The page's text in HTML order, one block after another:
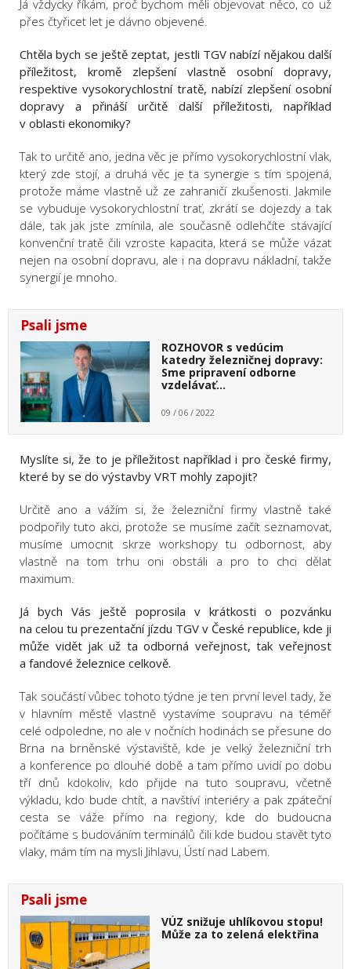
Já vždycky říkám, proč bychom měli objevovat něco, co už
přes čtyřicet let je dávno objevené.
Chtěla bych se ještě zeptat, jestli TGV nabízí nějakou další
příležitost, kromě zlepšení vlastně osobní dopravy,
respektive vysokorychlostní tratě, nabízí zlepšení osobní
dopravy a přináší určitě další příležitosti, například
v oblasti ekonomiky?
Tak to určitě ano, jedna věc je přímo vysokorychlostní vlak,
který zde stojí, a druhá věc je ta synergie s tím spojená,
protože máme vlastně už ze zahraničí zkušenosti. Jakmile
se vybuduje vysokorychlostní trať, zkrátí se dojezdy a tak
dále, tak jak jste zmínila, ale současně odlehčíte stávající
konvenční tratě čili vzroste kapacita, která se může vázat
nejen na osobní dopravu, ale i na dopravu nákladní, takže
synergií je mnoho.
Psali jsme
ROZHOVOR s vedúcim
katedry železničnej dopravy:
Sme pripravení odborne
vzdelávať…
09 / 06 / 2022
Myslíte si, že to je příležitost například i pro české firmy,
které by se do výstavby VRT mohly zapojit?
Určitě ano a vážím si, že železniční firmy vlastně také
podpořily tuto akci, protože se musíme začít seznamovat,
musíme umocnit skrze workshopy tu odbornost, aby
vlastně na tom trhu oni obstáli a pro to chci dělat
maximum.
Já bych Vás ještě poprosila v krátkosti o pozvánku
na celou tu prezentační jízdu TGV v České republice, kde ji
může vidět jak už ta odborná veřejnost, tak veřejnost
a fandové železnice celkově.
Tak součástí vůbec tohoto týdne je ten první level tady, že
v hlavním městě vlastně vystavíme soupravu na téměř
celé odpoledne, no ale v nočních hodinách se přesune do
Brna na brněnské výstaviště, kde je velký železniční trh
a konference po dlouhé době a tam přímo uvidí po dobu
tří dnů kdokoliv, kdo přijde na tuto soupravu, včetně
výkladu, kdo bude chtít, a navštíví interiéry a pak zpáteční
cesta se váže přímo na regiony, kde do budoucna
počítáme s budováním terminálů čili kde budou stavět tyto
vlaky, mám tím na mysli Jihlavu, Ústí nad Labem.
Psali jsme
VÚZ snižuje uhlíkovou stopu!
Může za to zelená elektřina